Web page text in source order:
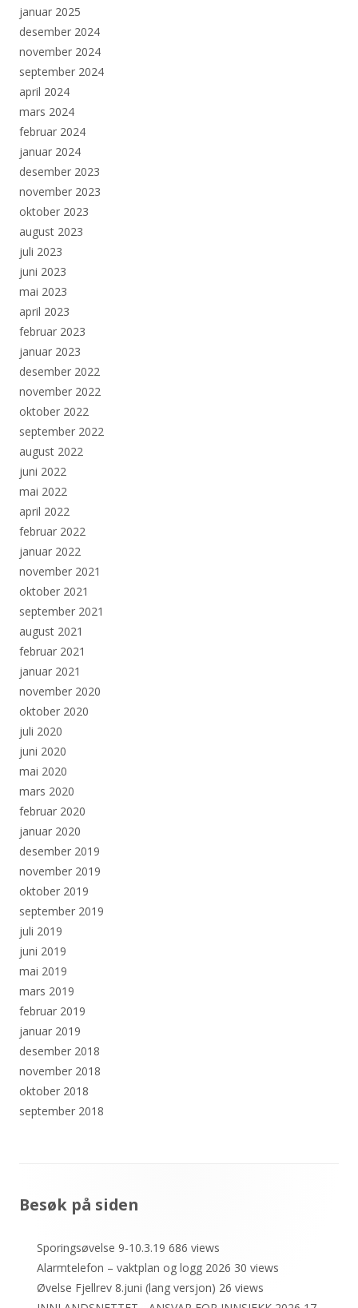
januar 2025
desember 2024
november 2024
september 2024
april 2024
mars 2024
februar 2024
januar 2024
desember 2023
november 2023
oktober 2023
august 2023
juli 2023
juni 2023
mai 2023
april 2023
februar 2023
januar 2023
desember 2022
november 2022
oktober 2022
september 2022
august 2022
juni 2022
mai 2022
april 2022
februar 2022
januar 2022
november 2021
oktober 2021
september 2021
august 2021
februar 2021
januar 2021
november 2020
oktober 2020
juli 2020
juni 2020
mai 2020
mars 2020
februar 2020
januar 2020
desember 2019
november 2019
oktober 2019
september 2019
juli 2019
juni 2019
mai 2019
mars 2019
februar 2019
januar 2019
desember 2018
november 2018
oktober 2018
september 2018
Besøk på siden
Sporingsøvelse 9-10.3.19 686 views
Alarmtelefon – vaktplan og logg 2026 30 views
Øvelse Fjellrev 8.juni (lang versjon) 26 views